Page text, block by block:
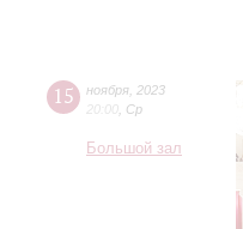
15 ноября 2023
20:00 Ср
Большой зал